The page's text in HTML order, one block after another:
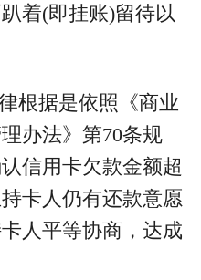
着(即挂账)留待以
根据是依照《商业
办法》第70条规
信用卡欠款金额超
卡人仍有还款意愿
人平等协商，达成